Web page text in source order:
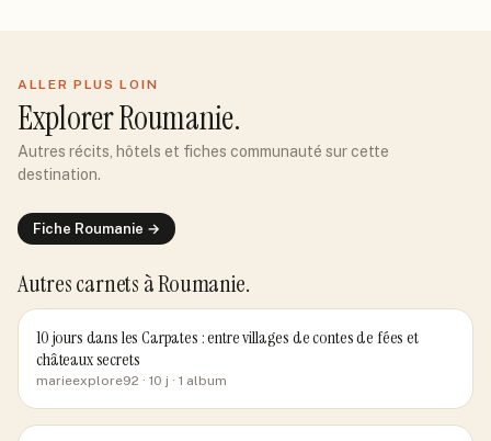
ALLER PLUS LOIN
ExplorerRoumanie.
Autres récits, hôtels et fiches communauté sur cette
destination.
Fiche Roumanie →
Autres carnets à Roumanie.
10 jours dans les Carpates : entre villages de contes de fées et
châteaux secrets
marieexplore92 · 10 j · 1 album